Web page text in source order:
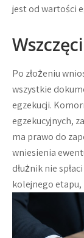
jest od wartości
Po złożeniu
wszystkie
egzekucji.
egzekucyjnych,
ma prawo do
wniesienia
dłużnik nie
kolejnego etapu,